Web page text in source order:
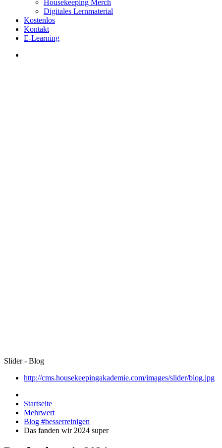
Housekeeping Merch
Digitales Lernmaterial
Kostenlos
Kontakt
E-Learning
Slider - Blog
http://cms.housekeepingakademie.com/images/slider/blog.jpg
Startseite
Mehrwert
Blog #besserreinigen
Das fanden wir 2024 super